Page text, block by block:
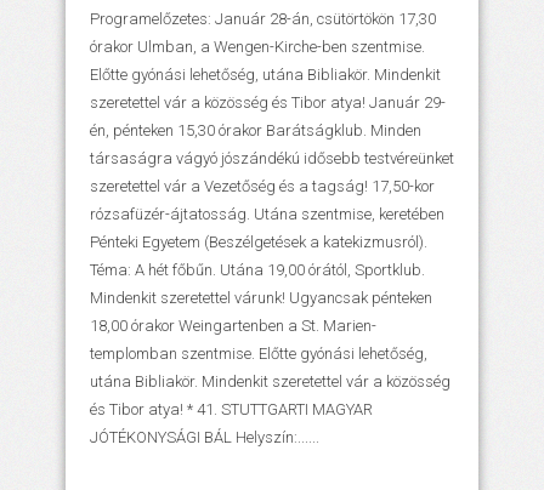
Programelőzetes: Január 28-án, csütörtökön 17,30
órakor Ulmban, a Wengen-Kirche-ben szentmise.
Előtte gyónási lehetőség, utána Bibliakör. Mindenkit
szeretettel vár a közösség és Tibor atya! Január 29-
én, pénteken 15,30 órakor Barátságklub. Minden
társaságra vágyó jószándékú idősebb testvéreünket
szeretettel vár a Vezetőség és a tagság! 17,50-kor
rózsafüzér-ájtatosság. Utána szentmise, keretében
Pénteki Egyetem (Beszélgetések a katekizmusról).
Téma: A hét főbűn. Utána 19,00 órától, Sportklub.
Mindenkit szeretettel várunk! Ugyancsak pénteken
18,00 órakor Weingartenben a St. Marien-
templomban szentmise. Előtte gyónási lehetőség,
utána Bibliakör. Mindenkit szeretettel vár a közösség
és Tibor atya! * 41. STUTTGARTI MAGYAR
JÓTÉKONYSÁGI BÁL Helyszín:......